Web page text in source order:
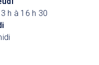
h à 16 h 30